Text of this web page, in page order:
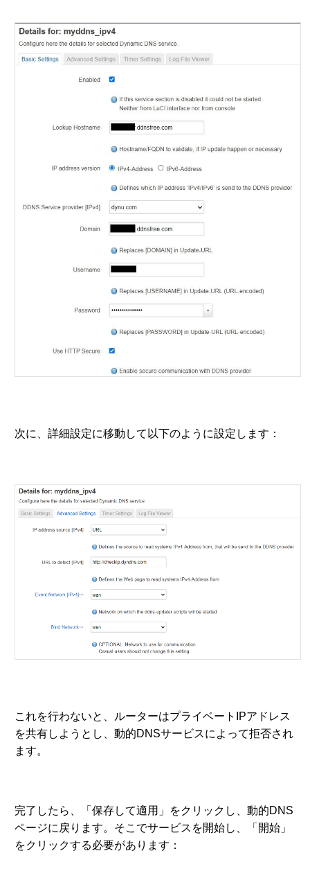
次に、詳細設定に移動して以下のように設定します：
これを行わないと、ルーターはプライベートIPアドレス
を共有しようとし、動的DNSサービスによって拒否され
ます。
完了したら、「保存して適用」をクリックし、動的DNS
ページに戻ります。そこでサービスを開始し、「開始」
をクリックする必要があります：